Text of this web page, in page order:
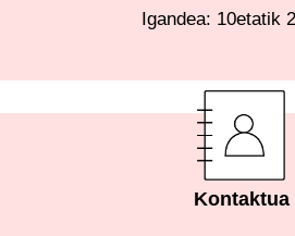
Igandea: 10etatik
Kontaktua